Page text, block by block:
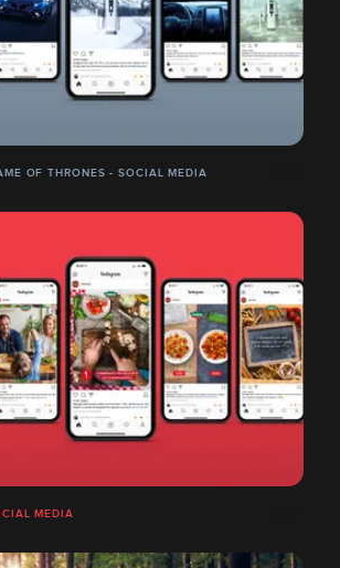
OF THRONES - SOCIAL MEDIA
MEDIA